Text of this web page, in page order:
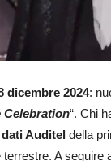
dicembre 2024:
Celebration“. Chi
dati Auditel della
A seguire